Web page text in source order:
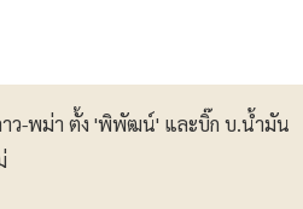
ว-พม่า ตั้ง 'พิพัฒน์' และบิ๊ก บ.น้ำมัน